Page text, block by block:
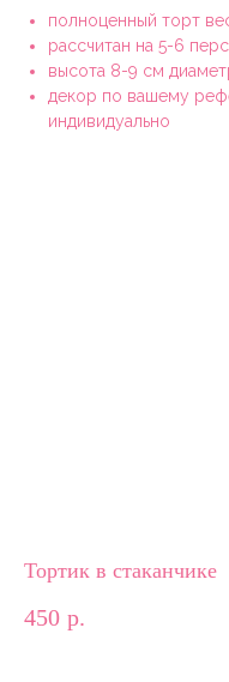
полноценный торт
рассчитан на 5-6
высота 8-9 см
декор по вашему
индивидуально
Тортик в стаканчике
450 р.